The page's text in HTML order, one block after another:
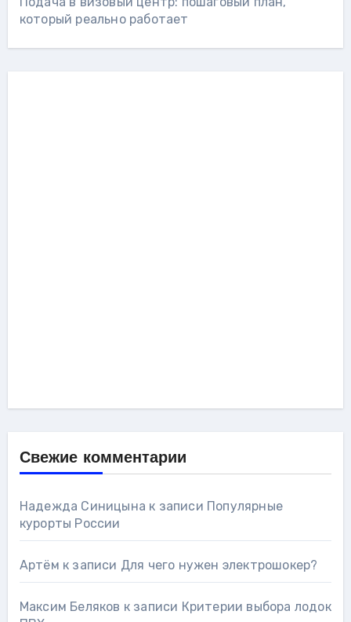
который реально работает
Свежие комментарии
Надежда Синицына к записи Популярные
курорты России
Артём к записи Для чего нужен электрошокер?
Максим Беляков к записи Критерии выбора лодок